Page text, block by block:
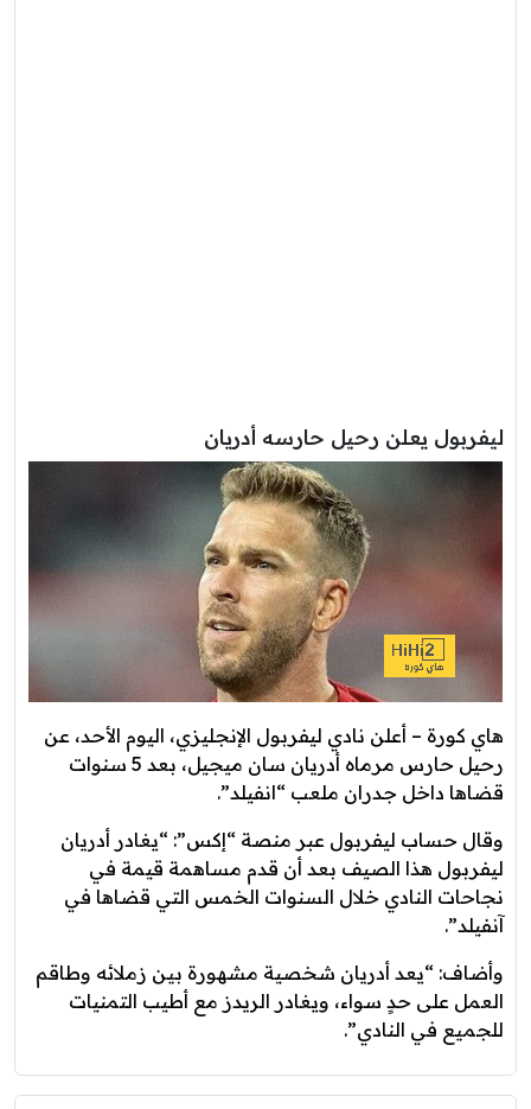
ليفربول يعلن رحيل حارسه أدريان
هاي كورة – أعلن نادي ليفربول الإنجليزي، اليوم الأحد، عن
رحيل حارس مرماه أدريان سان ميجيل، بعد 5 سنوات
قضاها داخل جدران ملعب “انفيلد”.
وقال حساب ليفربول عبر منصة “إكس”: “يغادر أدريان
ليفربول هذا الصيف بعد أن قدم مساهمة قيمة في
نجاحات النادي خلال السنوات الخمس التي قضاها في
آنفيلد”.
وأضاف: “يعد أدريان شخصية مشهورة بين زملائه وطاقم
العمل على حدٍ سواء، ويغادر الريدز مع أطيب التمنيات
للجميع في النادي”.